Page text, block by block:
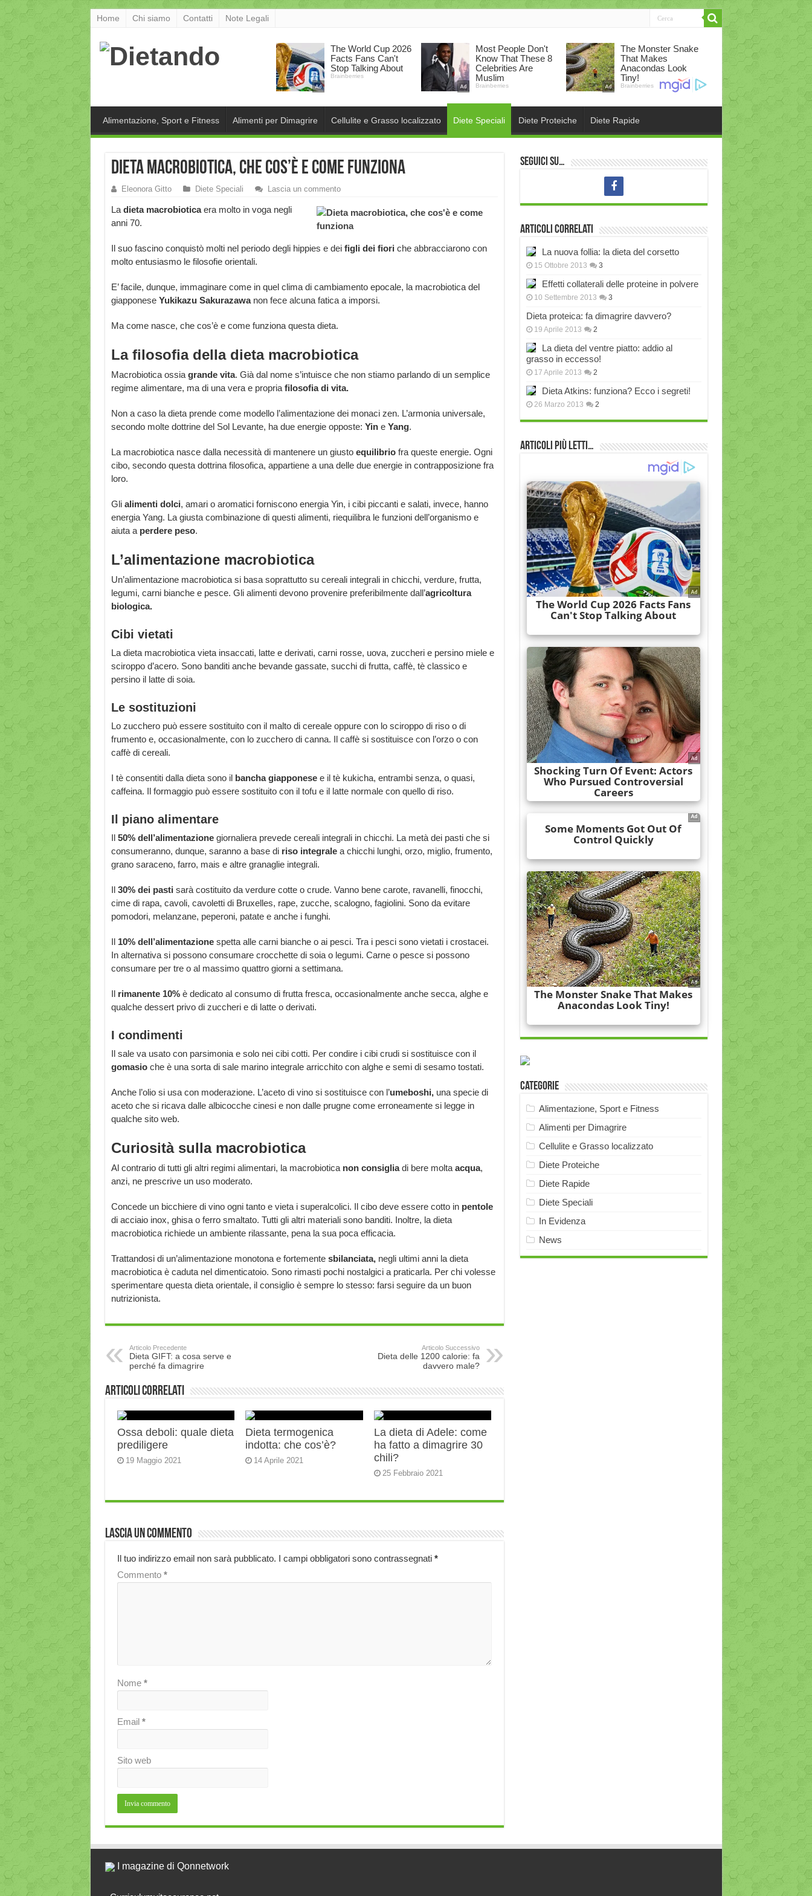
Home Chi siamo Contatti Note Legali
Alimentazione, Sport e Fitness Alimenti per Dimagrire Cellulite e Grasso localizzato Diete Speciali Diete Proteiche Diete Rapide
Dieta macrobiotica, che cos’è e come funziona
Eleonora Gitto Diete Speciali Lascia un commento
Ladieta macrobioticaera molto in voga negli
anni 70.
Il suo fascino conquistò molti nel periodo degli hippies e dei figli dei fiori che abbracciarono con
molto entusiasmo le filosofie orientali.
E’ facile, dunque, immaginare come in quel clima di cambiamento epocale, la macrobiotica del
giapponese Yukikazu Sakurazawanon fece alcuna fatica a imporsi.
Ma come nasce, che cos’è e come funziona questa dieta.
La filosofia della dieta macrobiotica
Macrobiotica ossia grande vita. Già dal nome s’intuisce che non stiamo parlando di un semplice
regime alimentare, ma di una vera e propriafilosofia di vita.
Non a caso la dieta prende come modello l’alimentazione dei monaci zen. L’armonia universale,
secondo molte dottrine del Sol Levante, ha due energie opposte: Yine Yang.
La macrobiotica nasce dalla necessità di mantenere un giusto equilibriofra queste energie. Ogni
cibo, secondo questa dottrina filosofica, appartiene a una delle due energie in contrapposizione fra
loro.
Glialimenti dolci, amari o aromatici forniscono energia Yin, i cibi piccanti e salati, invece, hanno
energia Yang. La giusta combinazione di questi alimenti, riequilibra le funzioni dell’organismo e
aiuta a perdere peso.
L’alimentazione macrobiotica
Un’alimentazione macrobiotica si basa soprattutto su cereali integrali in chicchi, verdure, frutta,
legumi, carni bianche e pesce. Gli alimenti devono provenire preferibilmente dall’agricoltura
biologica.
Cibi vietati
La dieta macrobiotica vieta insaccati, latte e derivati, carni rosse, uova, zuccheri e persino miele e
sciroppo d’acero. Sono banditi anche bevande gassate, succhi di frutta, caffè, tè classico e
persino il latte di soia.
Le sostituzioni
Lo zucchero può essere sostituito con il malto di cereale oppure con lo sciroppo di riso o di
frumento e, occasionalmente, con lo zucchero di canna. Il caffè si sostituisce con l’orzo o con
caffè di cereali.
I tè consentiti dalla dieta sono ilbancha giapponesee il tè kukicha, entrambi senza, o quasi,
caffeina. Il formaggio può essere sostituito con il tofu e il latte normale con quello di riso.
Il piano alimentare
Il 50% dell’alimentazionegiornaliera prevede cereali integrali in chicchi. La metà dei pasti che si
consumeranno, dunque, saranno a base diriso integralea chicchi lunghi, orzo, miglio, frumento,
grano saraceno, farro, mais e altre granaglie integrali.
Il 30% dei pasti sarà costituito da verdure cotte o crude. Vanno bene carote, ravanelli, finocchi,
cime di rapa, cavoli, cavoletti di Bruxelles, rape, zucche, scalogno, fagiolini. Sono da evitare
pomodori, melanzane, peperoni, patate e anche i funghi.
Il 10% dell’alimentazionespetta alle carni bianche o ai pesci. Tra i pesci sono vietati i crostacei.
In alternativa si possono consumare crocchette di soia o legumi. Carne o pesce si possono
consumare per tre o al massimo quattro giorni a settimana.
Ilrimanente 10%è dedicato al consumo di frutta fresca, occasionalmente anche secca, alghe e
qualche dessert privo di zuccheri e di latte o derivati.
I condimenti
Il sale va usato con parsimonia e solo nei cibi cotti. Per condire i cibi crudi si sostituisce con il
gomasioche è una sorta di sale marino integrale arricchito con alghe e semi di sesamo tostati.
Anche l’olio si usa con moderazione. L’aceto di vino si sostituisce con l’umeboshi, una specie di
aceto che si ricava dalle albicocche cinesi e non dalle prugne come erroneamente si legge in
qualche sito web.
Curiosità sulla macrobiotica
Al contrario di tutti gli altri regimi alimentari, la macrobioticanon consigliadi bere molta acqua,
anzi, ne prescrive un uso moderato.
Concede un bicchiere di vino ogni tanto e vieta i superalcolici. Il cibo deve essere cotto inpentole
di acciaio inox, ghisa o ferro smaltato. Tutti gli altri materiali sono banditi. Inoltre, la dieta
macrobiotica richiede un ambiente rilassante, pena la sua poca efficacia.
Trattandosi di un’alimentazione monotona e fortemente sbilanciata,negli ultimi anni la dieta
macrobiotica è caduta nel dimenticatoio. Sono rimasti pochi nostalgici a praticarla. Per chi volesse
sperimentare questa dieta orientale, il consiglio è sempre lo stesso: farsi seguire da un buon
nutrizionista.
Articolo Precedente
Dieta GIFT: a cosa serve e
perché fa dimagrire
Articolo Successivo
Dieta delle 1200 calorie: fa
davvero male?
Articoli correlati
Ossa deboli: quale dieta
prediligere
19 Maggio 2021
Dieta termogenica
indotta: che cos’è?
14 Aprile 2021
La dieta di Adele: come
ha fatto a dimagrire 30
chili?
25 Febbraio 2021
Lascia un commento
Il tuo indirizzo email non sarà pubblicato. I campi obbligatori sono contrassegnati *
Commento *
Nome *
Email *
Sito web
Seguici su…
Articoli correlati
La nuova follia: la dieta del corsetto
15 Ottobre 2013 3
Effetti collaterali delle proteine in polvere
10 Settembre 2013 3
Dieta proteica: fa dimagrire davvero?
19 Aprile 2013 2
La dieta del ventre piatto: addio al
grasso in eccesso!
17 Aprile 2013 2
Dieta Atkins: funziona? Ecco i segreti!
26 Marzo 2013 2
Articoli più Letti…
Categorie
Alimentazione, Sport e Fitness
Alimenti per Dimagrire
Cellulite e Grasso localizzato
Diete Proteiche
Diete Rapide
Diete Speciali
In Evidenza
News
I magazine di Qonnetwork